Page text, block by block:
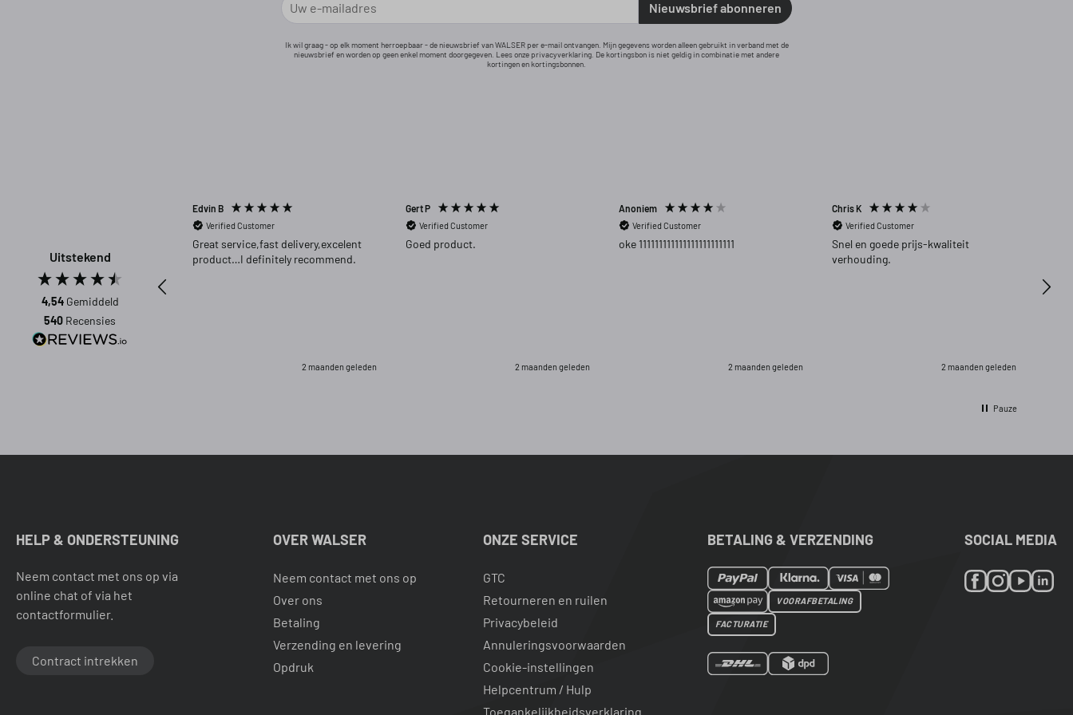
Nieuwsbrief abonneren
Ik wil graag - op elk moment herroepbaar - de nieuwsbrief van WALSER per e-mail ontvangen. Mijn gegevens worden alleen gebruikt in verband met de
nieuwsbrief en worden op geen enkel moment doorgegeven. Lees onze privacyverklaring. De kortingsbon is niet geldig in combinatie met andere
kortingen en kortingsbonnen.
Uitstekend
4,54 Gemiddeld
540 Recensies
Edvin B
Verified Customer
Great service,fast delivery,excelent
product…I definitely recommend.
2 maanden geleden
Gert P
Verified Customer
Goed product.
2 maanden geleden
Anoniem
Verified Customer
oke 111111111111111111111111
2 maanden geleden
Chris K
Verified Customer
Snel en goede prijs-kwaliteit
verhouding.
2 maanden geleden
Pauze
HELP & ONDERSTEUNING
Neem contact met ons op via
online chat of via het
contactformulier.
Contract intrekken
OVER WALSER
Neem contact met ons op
Over ons
Betaling
Verzending en levering
Opdruk
ONZE SERVICE
GTC
Retourneren en ruilen
Privacybeleid
Annuleringsvoorwaarden
Cookie-instellingen
Helpcentrum / Hulp
Toegankelijkheidsverklaring
BETALING & VERZENDING
VOORAFBETALING
FACTURATIE
SOCIAL MEDIA